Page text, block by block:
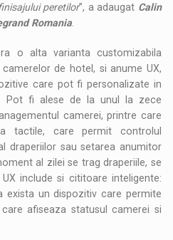
peretilor”, a adaugat Calin
Romania
o alta varianta customizabila
de hotel, si anume UX,
care pot fi personalizate in
Pot fi alese de la unul la zece
camerei, printre care
tactile, care permit controlul
draperiilor sau setarea anumitor
al zilei se trag draperiile, se
include si cititoare inteligente:
exista un dispozitiv care permite
afiseaza statusul camerei si